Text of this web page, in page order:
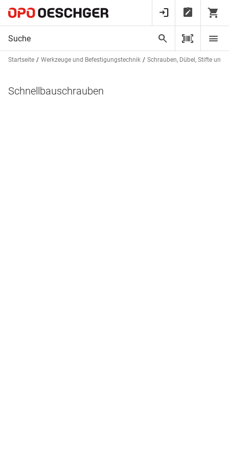
Startseite Werkzeuge und Befestigungstechnik Schrauben, Dübel, Stifte und
Schnellbauschrauben